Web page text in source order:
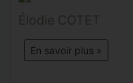
Élodie COTET
En savoir plus »